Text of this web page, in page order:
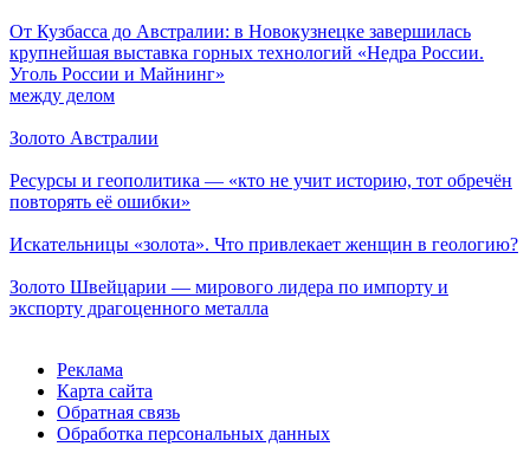
От Кузбасса до Австралии: в Новокузнецке завершилась
крупнейшая выставка горных технологий «Недра России.
Уголь России и Майнинг»
между делом
Золото Австралии
Ресурсы и геополитика — «кто не учит историю, тот обречён
повторять её ошибки»
Искательницы «золота». Что привлекает женщин в геологию?
Золото Швейцарии — мирового лидера по импорту и
экспорту драгоценного металла
Реклама
Карта сайта
Обратная связь
Обработка персональных данных